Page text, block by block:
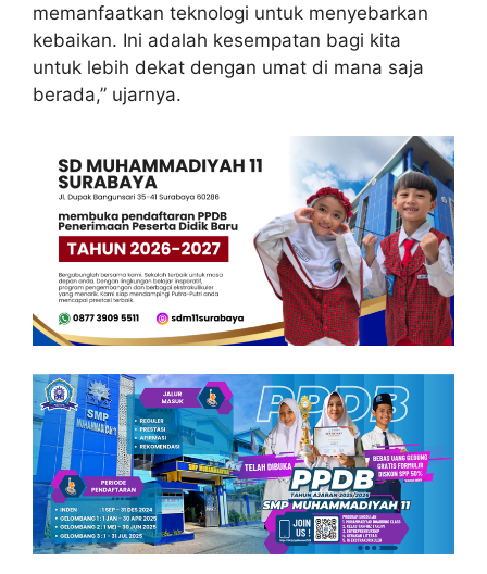
memanfaatkan teknologi untuk menyebarkan
kebaikan. Ini adalah kesempatan bagi kita
untuk lebih dekat dengan umat di mana saja
berada,” ujarnya.